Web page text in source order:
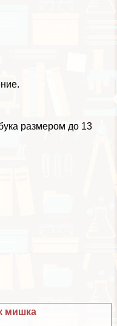
размером до 13
мишка